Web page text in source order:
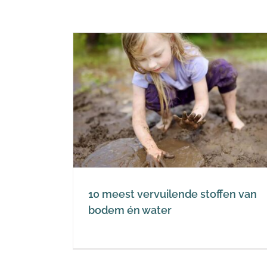
10 meest vervuilende stoffen van
bodem én water